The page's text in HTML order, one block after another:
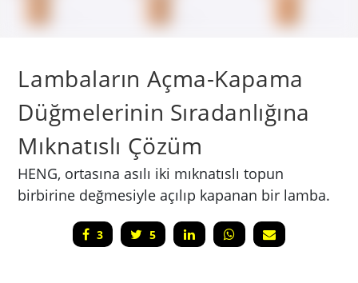
Lambaların Açma-Kapama
Düğmelerinin Sıradanlığına
Mıknatıslı Çözüm
​HENG, ortasına asılı iki mıknatıslı topun
birbirine değmesiyle açılıp kapanan bir lamba.
3 5